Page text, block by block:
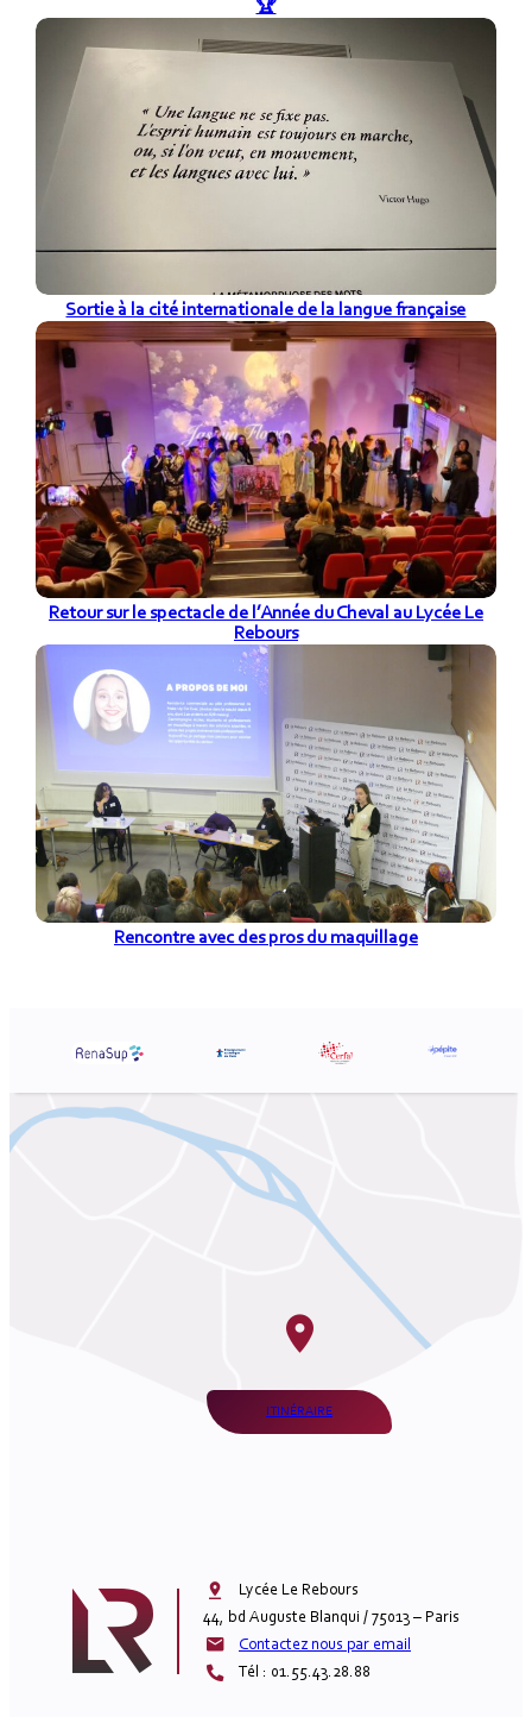
🏆
Sortie à la cité internationale de la langue française
Retour sur le spectacle de l’Année du Cheval au Lycée Le
Rebours
Rencontre avec des pros du maquillage

Lycée Le Rebours
44, bd Auguste Blanqui / 75013 – Paris
Contactez nous par email
Tél : 01.55.43.28.88
ITINÉRAIRE